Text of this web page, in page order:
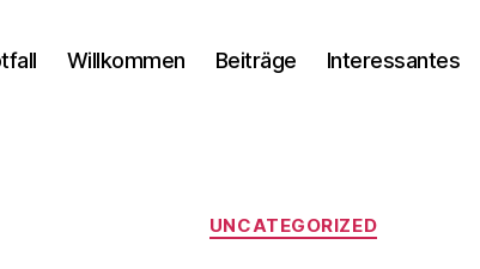
Willkommen Beiträge Interessantes
Kategorien
UNCATEGORIZED